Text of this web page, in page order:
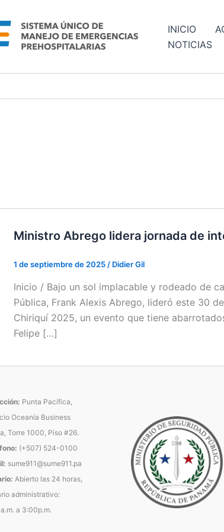
INICIO
NOTICIAS
Ministro Abrego lidera jornada de
1 de septiembre de 2025 / Didier Gil
Inicio / Bajo un sol implacable y rodeado de
Pública, Frank Alexis Abrego, lideró este 30
Chiriquí 2025, un evento que tiene
Felipe […]
Punta Pacífica,
Oceanía Business
Torre 1000, Piso #26.
(+507) 524-0100
sume911@sume911.pa
Abierto las 24 horas,
administrativo:
a 3:00p.m.